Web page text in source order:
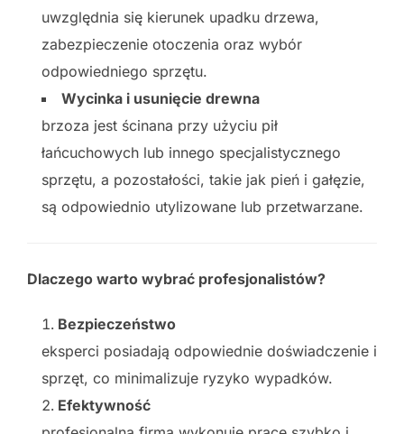
uwzględnia się kierunek upadku drzewa,
zabezpieczenie otoczenia oraz wybór
odpowiedniego sprzętu.
Wycinka i usunięcie drewna
brzoza jest ścinana przy użyciu pił
łańcuchowych lub innego specjalistycznego
sprzętu, a pozostałości, takie jak pień i gałęzie,
są odpowiednio utylizowane lub przetwarzane.
Dlaczego warto wybrać profesjonalistów?
Bezpieczeństwo
eksperci posiadają odpowiednie doświadczenie i
sprzęt, co minimalizuje ryzyko wypadków.
Efektywność